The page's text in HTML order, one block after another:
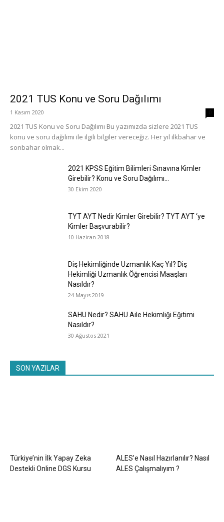
2021 TUS Konu ve Soru Dağılımı
1 Kasım 2020
2021 TUS Konu ve Soru Dağılımı Bu yazımızda sizlere 2021 TUS
konu ve soru dağılımı ile ilgili bilgiler vereceğiz. Her yıl ilkbahar ve
sonbahar olmak...
2021 KPSS Eğitim Bilimleri Sınavına Kimler
Girebilir? Konu ve Soru Dağılımı...
30 Ekim 2020
TYT AYT Nedir Kimler Girebilir? TYT AYT ‘ye
Kimler Başvurabilir?
10 Haziran 2018
Diş Hekimliğinde Uzmanlık Kaç Yıl? Diş
Hekimliği Uzmanlık Öğrencisi Maaşları
Nasıldır?
24 Mayıs 2019
SAHU Nedir? SAHU Aile Hekimliği Eğitimi
Nasıldır?
30 Ağustos 2021
SON YAZILAR
Türkiye’nin İlk Yapay Zeka
Destekli Online DGS Kursu
ALES’e Nasıl Hazırlanılır? Nasıl
ALES Çalışmalıyım ?